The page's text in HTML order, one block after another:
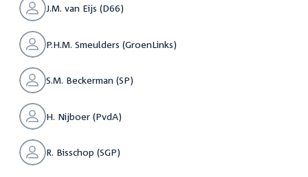
J.M. van Eijs (D66)
P.H.M. Smeulders (GroenLinks)
S.M. Beckerman (SP)
H. Nijboer (PvdA)
R. Bisschop (SGP)